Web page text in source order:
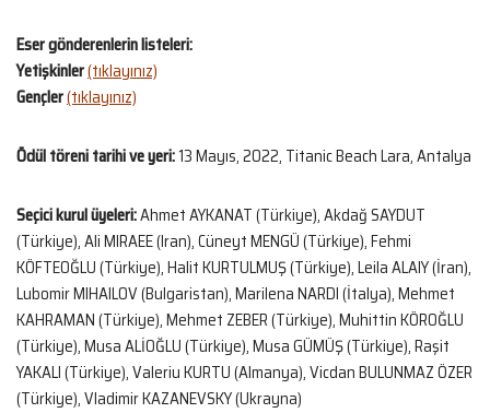
Eser gönderenlerin listeleri:
Yetişkinler(tıklayınız)
Gençler(tıklayınız)
Ödül töreni tarihi ve yeri:13 Mayıs, 2022, Titanic Beach Lara, Antalya
Seçici kurul üyeleri:Ahmet AYKANAT (Türkiye), Akdağ SAYDUT
(Türkiye), Ali MIRAEE (Iran), Cüneyt MENGÜ (Türkiye), Fehmi
KÖFTEOĞLU (Türkiye), Halit KURTULMUŞ (Türkiye), Leila ALAIY (İran),
Lubomir MIHAILOV (Bulgaristan), Marilena NARDI (İtalya), Mehmet
KAHRAMAN (Türkiye), Mehmet ZEBER (Türkiye), Muhittin KÖROĞLU
(Türkiye), Musa ALİOĞLU (Türkiye), Musa GÜMÜŞ (Türkiye), Raşit
YAKALI (Türkiye), Valeriu KURTU (Almanya), Vicdan BULUNMAZ ÖZER
(Türkiye), Vladimir KAZANEVSKY (Ukrayna)